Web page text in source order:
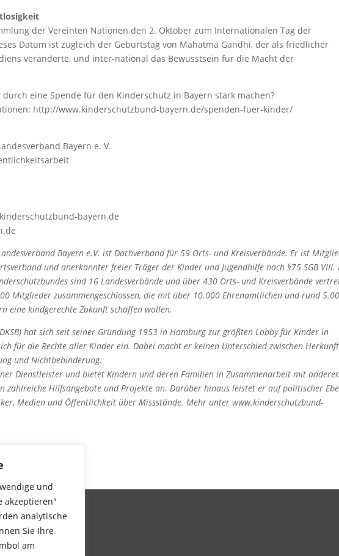
und
akzeptieren"
analytische
Sie Ihre
am
der Vereinten Nationen den 2. Oktober zum Internationalen Tag der
Datum ist zugleich der Geburtstag von Mahatma Gandhi, der als friedlicher
veränderte, und inter-national das Bewusstsein für die Macht der
eine Spende für den Kinderschutz in Bayern stark machen?
http://www.kinderschutzbund-bayern.de/spenden-fuer-kinder/
Bayern e. V.
bayern.de
Bayern e.V. ist Dachverband für 59 Orts- und Kreisverbände. Er ist
und anerkannter freier Träger der Kinder und Jugendhilfe nach §75 SGB VIII.
sind 16 Landesverbände und über 430 Orts- und Kreisverbände
Mitglieder zusammengeschlossen, die mit über 10.000 Ehrenamtlichen und rund
kindgerechte Zukunft schaffen wollen.
hat sich seit seiner Gründung 1953 in Hamburg zur größten Lobby für Kinder in
für die Rechte aller Kinder ein. Dabei macht er keinen Unterschied zwischen
und Nichtbehinderung.
Dienstleister und bietet Kindern und deren Familien in Zusammenarbeit mit
zahlreiche Hilfsangebote und Projekte an. Darüber hinaus leistet er auf politischer
Medien und Öffentlichkeit über Missstände. Mehr unter www.kinderschutzbund-